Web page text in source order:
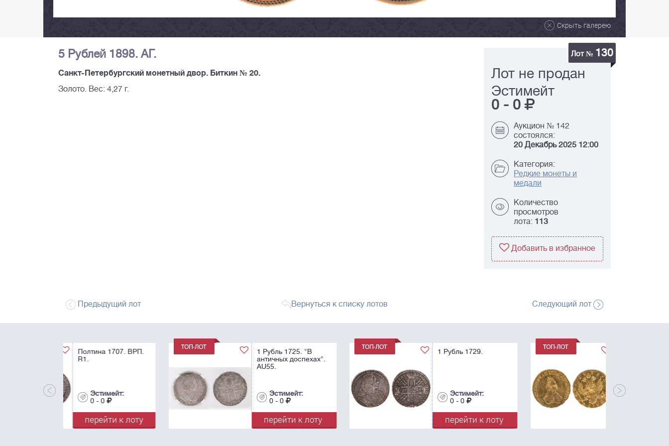
Скрыть галерею
5 Рублей 1898. АГ.
Санкт-Петербургский монетный двор. Биткин № 20.
Золото. Вес: 4,27 г.
Лот № 130
Лот не продан
Эстимейт
0 - 0
Аукцион № 142
состоялся:
20 Декабрь 2025 12:00
Категория:
Редкие монеты и
медали
Количество
просмотров
лота: 113
Добавить в избранное
Предыдущий лот Вернуться к списку лотов Следующий лот
1 Рубль 1725. "В
Эстимейт:
0 - 0
1 Рубль 1729.
Эстимейт:
0 - 0
1 Рубль 1779. Для
Эстимейт:
0 - 0